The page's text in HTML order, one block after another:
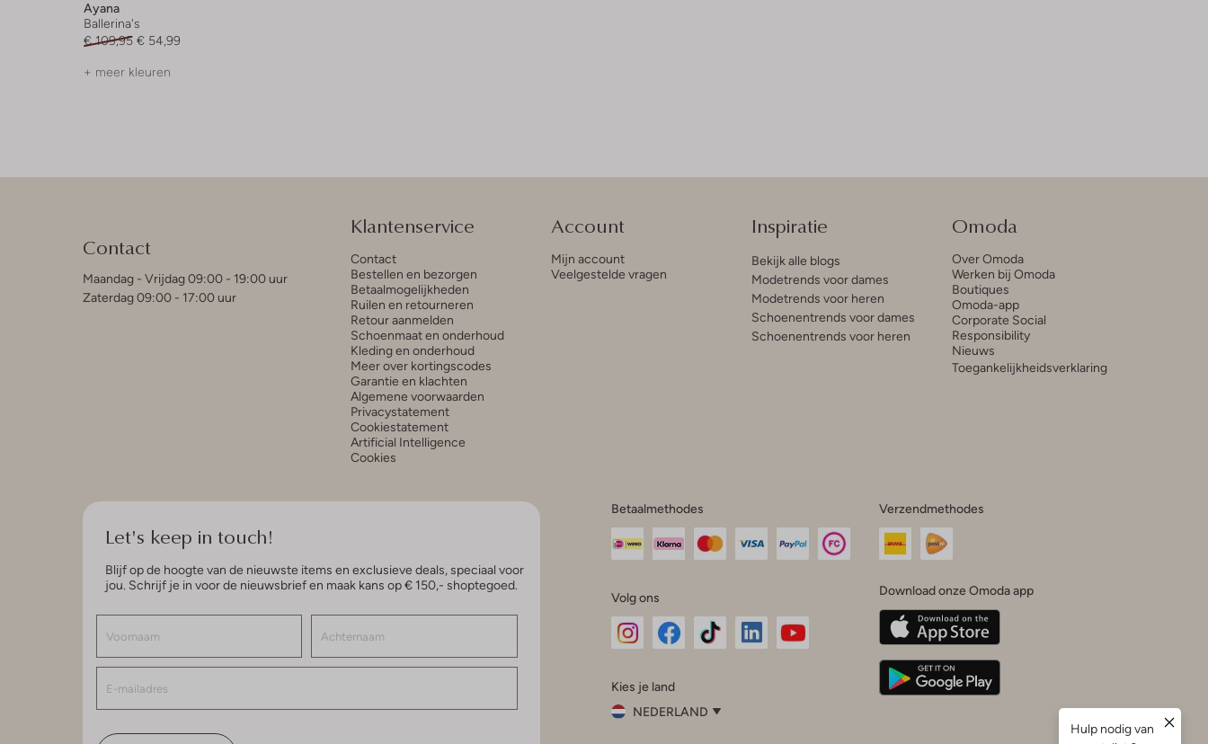
Ayana
Ballerina's
€ 109,95 € 54,99
+ meer kleuren
Contact
Maandag - Vrijdag 09:00 - 19:00 uur
Zaterdag 09:00 - 17:00 uur
Klantenservice
Contact
Bestellen en bezorgen
Betaalmogelijkheden
Ruilen en retourneren
Retour aanmelden
Schoenmaat en onderhoud
Kleding en onderhoud
Meer over kortingscodes
Garantie en klachten
Algemene voorwaarden
Privacystatement
Cookiestatement
Artificial Intelligence
Cookies
Account
Mijn account
Veelgestelde vragen
Inspiratie
Bekijk alle blogs
Modetrends voor dames
Modetrends voor heren
Schoenentrends voor dames
Schoenentrends voor heren
Omoda
Over Omoda
Werken bij Omoda
Boutiques
Omoda-app
Corporate Social
Responsibility
Nieuws
Toegankelijkheidsverklaring
Let's keep in touch!
Blijf op de hoogte van de nieuwste items en exclusieve deals, speciaal voor
jou. Schrijf je in voor de nieuwsbrief en maak kans op € 150,- shoptegoed.
Betaalmethodes
Volg ons
InstagramFacebook
Kies je land
NEDERLAND
Verzendmethodes
Download onze Omoda app